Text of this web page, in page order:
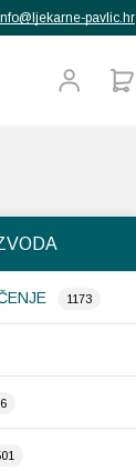
pavlic.hr
1173